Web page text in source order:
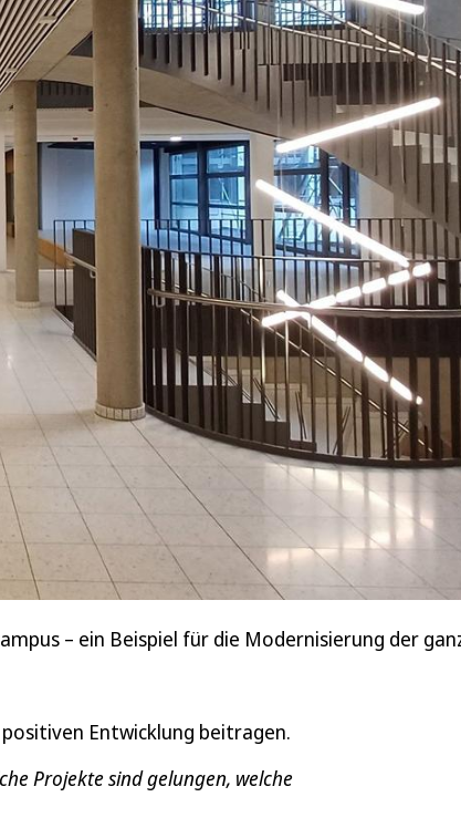
– ein Beispiel für die Modernisierung der
Entwicklung beitragen.
Projekte sind gelungen, welche